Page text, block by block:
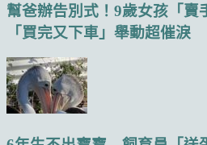
幫爸辦告別式！9歲女孩「
「買完又下車」舉動超催淚